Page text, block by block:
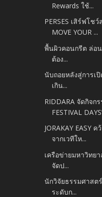
Rewards ใช้...
PERSES เสิร์ฟโ
MOVE YOUR ...
พื้นผิวคอนกรีต ล่อน
ต้อง...
นับถอยหลังสู่การเ
เกิน...
RIDDARA จัดกิจกร
FESTIVAL
JORAKAY EASY
จากเวทีให...
เครือข่ายมหาวิทย
จัดป...
นักวิจัยธรรมศาสต
ระดับก...